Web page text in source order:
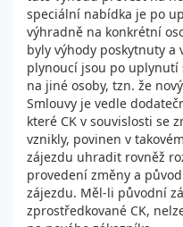
speciální nabídka je po
výhradně na konkrétní
byly výhody poskytnuty a
plynoucí jsou po
na jiné osoby, tzn. že
Smlouvy je vedle
které CK v souvislosti se
vznikly, povinen v
zájezdu uhradit rovněž
provedení změny a
zájezdu. Měl-li původní
zprostředkované CK,